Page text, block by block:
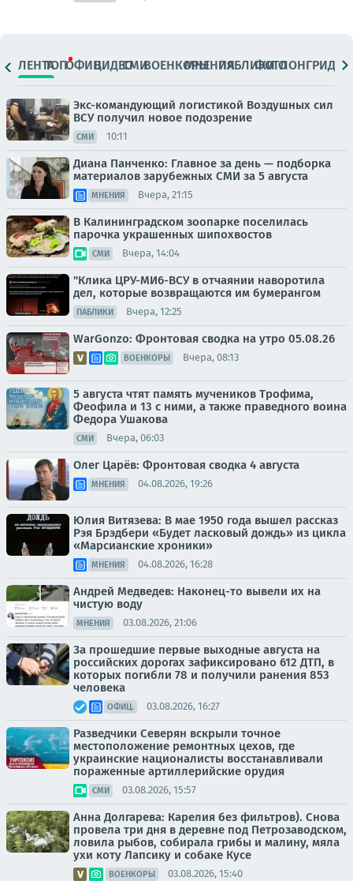
ЛЕНТАТОПОФИЦ.ВИДЕОСМИВОЕНКОРЫМНЕНИЯПАБЛИКИ
ФОТОЛОНГРИДЫ
Экс-командующий логистикой Воздушных сил
ВСУ получил новое подозрение
СМИ 10:11
Диана Панченко: Главное за день — подборка
материалов зарубежных СМИ за 5 августа
МНЕНИЯ Вчера, 21:15
В Калининградском зоопарке поселилась
парочка украшенных шипохвостов
СМИ Вчера, 14:04
"Клика ЦРУ-МИ6-ВСУ в отчаянии наворотила
дел, которые возвращаются им бумерангом
ПАБЛИКИ Вчера, 12:25
WarGonzo: Фронтовая сводка на утро 05.08.26
ВОЕНКОРЫ Вчера, 08:13
5 августа чтят память мучеников Трофима,
Феофила и 13 с ними, а также праведного воина
Федора Ушакова
СМИ Вчера, 06:03
Олег Царёв: Фронтовая сводка 4 августа
МНЕНИЯ 04.08.2026, 19:26
Юлия Витязева: В мае 1950 года вышел рассказ
Рэя Брэдбери «Будет ласковый дождь» из цикла
«Марсианские хроники»
МНЕНИЯ 04.08.2026, 16:28
Андрей Медведев: Наконец-то вывели их на
чистую воду
МНЕНИЯ 03.08.2026, 21:06
За прошедшие первые выходные августа на
российских дорогах зафиксировано 612 ДТП, в
которых погибли 78 и получили ранения 853
человека
ОФИЦ. 03.08.2026, 16:27
Разведчики Северян вскрыли точное
местоположение ремонтных цехов, где
украинские националисты восстанавливали
пораженные артиллерийские орудия
СМИ 03.08.2026, 15:57
Анна Долгарева: Карелия без фильтров). Снова
провела три дня в деревне под Петрозаводском,
ловила рыбов, собирала грибы и малину, мяла
ухи коту Лапсику и собаке Кусе
ВОЕНКОРЫ 03.08.2026, 15:40